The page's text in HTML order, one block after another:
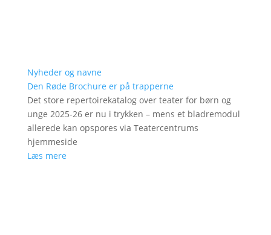
Nyheder og navne
Den Røde Brochure er på trapperne
Det store repertoirekatalog over teater for børn og
unge 2025-26 er nu i trykken – mens et bladremodul
allerede kan opspores via Teatercentrums
hjemmeside
Læs mere